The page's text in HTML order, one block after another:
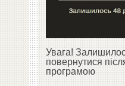
Увага!
повернутися
програмою